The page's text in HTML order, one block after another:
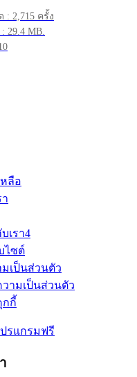
: 2,715 ครั้ง
29.4 MB.
ลือ
า
เรา4
ไซต์
เป็นส่วนตัว
ามเป็นส่วนตัว
กกี้